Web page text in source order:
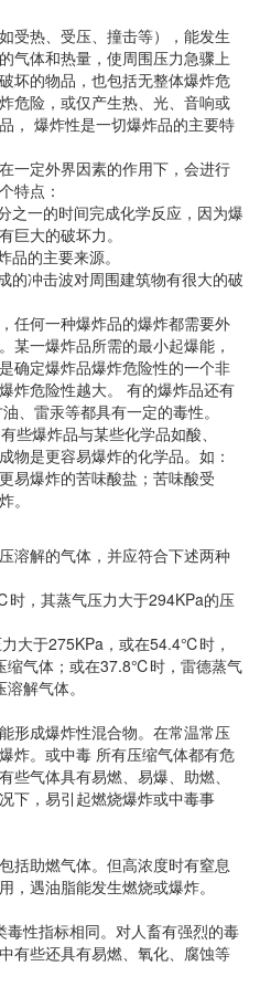
受热、受压、撞击等），能发生
气体和热量，使周围压力急骤上
坏的物品，也包括无整体爆炸危
危险，或仅产生热、光、音响或
， 爆炸性是一切爆炸品的主要特
一定外界因素的作用下，会进行
特点：
之一的时间完成化学反应，因为爆
巨大的破坏力。
的主要来源。
的冲击波对周围建筑物有很大的破
任何一种爆炸品的爆炸都需要外
某一爆炸品所需的最小起爆能，
确定爆炸品爆炸危险性的一个非
炸危险性越大。 有的爆炸品还有
、雷汞等都具有一定的毒性。
些爆炸品与某些化学品如酸、
物是更容易爆炸的化学品。如：
易爆炸的苦味酸盐；苦味酸受
。
溶解的气体，并应符合下述两种
，其蒸气压力大于294KPa的压
大于275KPa，或在54.4℃时，
缩气体；或在37.8℃时，雷德蒸气
解气体。
形成爆炸性混合物。在常温常压
炸。或中毒 所有压缩气体都有危
些气体具有易燃、易爆、助燃、
下，易引起燃烧爆炸或中毒事
括助燃气体。但高浓度时有窒息
，遇油脂能发生燃烧或爆炸。
性指标相同。对人畜有强烈的毒
有些还具有易燃、氧化、腐蚀等